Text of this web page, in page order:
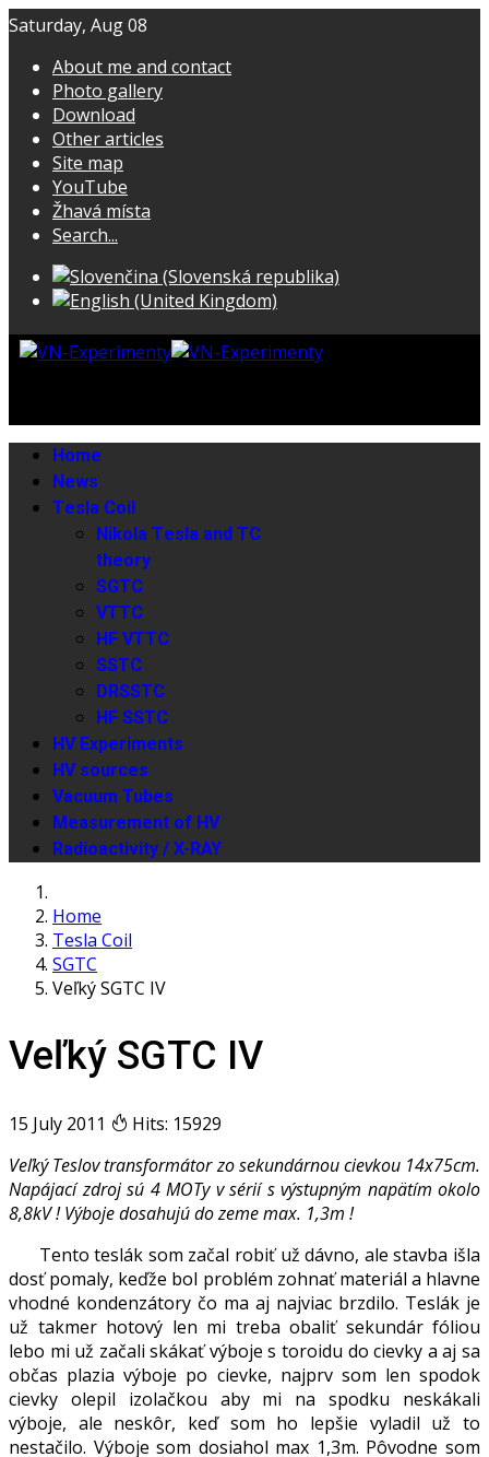
Saturday, Aug 08
About me and contact
Photo gallery
Download
Other articles
Site map
YouTube
Žhavá místa
Search...
Home
News
Tesla Coil
Nikola Tesla and TC
theory
SGTC
VTTC
HF VTTC
SSTC
DRSSTC
HF SSTC
HV Experiments
HV sources
Vacuum Tubes
Measurement of HV
Radioactivity / X-RAY
Home
Tesla Coil
SGTC
Veľký SGTC IV
Veľký SGTC IV
15 July 2011
Hits: 15929
Veľký Teslov transformátor zo sekundárnou cievkou 14x75cm.
Napájací zdroj sú 4 MOTy v sérií s výstupným napätím okolo
8,8kV ! Výboje dosahujú do zeme max. 1,3m !
Tento teslák som začal robiť už dávno, ale stavba išla
dosť pomaly, keďže bol problém zohnať materiál a hlavne
vhodné kondenzátory čo ma aj najviac brzdilo. Teslák je
už takmer hotový len mi treba obaliť sekundár fóliou
lebo mi už začali skákať výboje s toroidu do cievky a aj sa
občas plazia výboje po cievke, najprv som len spodok
cievky olepil izolačkou aby mi na spodku neskákali
výboje, ale neskôr, keď som ho lepšie vyladil už to
nestačilo. Výboje som dosiahol max 1,3m. Pôvodne som